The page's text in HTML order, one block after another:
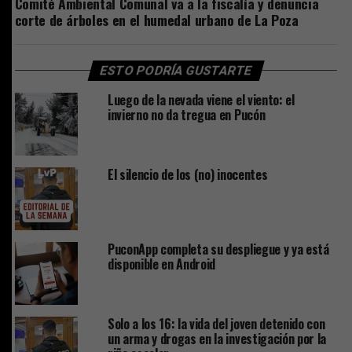
corte de árboles en el humedal urbano de La Poza
ESTO PODRÍA GUSTARTE
Luego de la nevada viene el viento: el
invierno no da tregua en Pucón
El silencio de los (no) inocentes
PuconApp completa su despliegue y ya está
disponible en Android
Solo a los 16: la vida del joven detenido con
un arma y drogas en la investigación por la